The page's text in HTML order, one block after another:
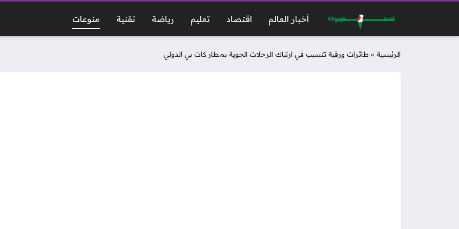
أخبار العالم اقتصاد تعليم رياضة تقنية منوعات
الرئيسية » طائرات ورقية تتسبب في ارتباك الرحلات الجوية بمطار كات بي الدولي